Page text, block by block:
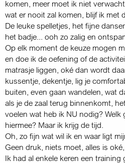
komen, meer moet ik niet
wat er nooit zal komen, blijf ik met
De leuke spelletjes, het fijne
het badje... ooh zo zalig en
Op elk moment de keuze mogen
en doe ik de oefening of de
matrasje liggen, oké dan wordt
kussentje, dekentje, lig je
buiten, even gaan wandelen, wat
als je de zaal terug binnenkomt,
voelen wat heb ik NU nodig? Welk
hiermee? Maar ik krijg de tijd.
Oh, zo fijn wat wil ik en waar ligt
Geen druk, niets moet, alles is
Ik had al enkele keren een training